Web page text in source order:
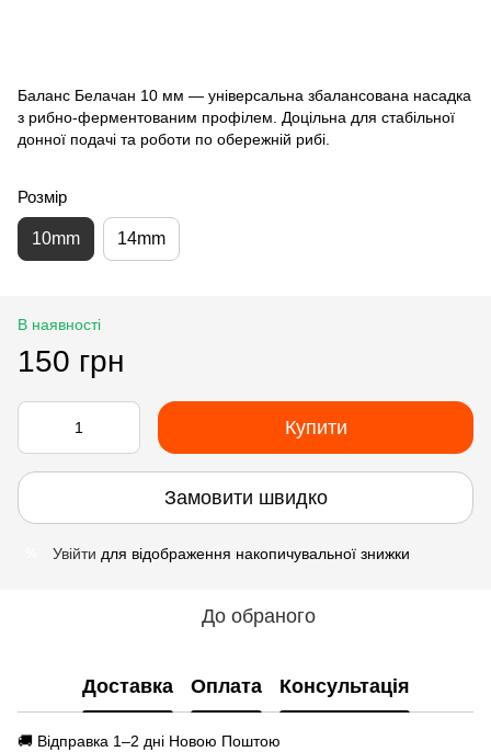
Баланс Белачан 10 мм — універсальна збалансована насадка
з рибно-ферментованим профілем. Доцільна для стабільної
донної подачі та роботи по обережній рибі.
Розмір
10mm 14mm
В наявності
150 грн
Купити
Замовити швидко
Увійти для відображення накопичувальної знижки
До обраного
Доставка Оплата Консультація
🚚 Відправка 1–2 дні Новою Поштою